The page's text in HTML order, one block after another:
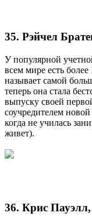
35. Рэйчел
У популярной
всем мире есть
называет самой
теперь она стала
выпуску своей
соучредителем
когда не училась
живет).
36. Крис